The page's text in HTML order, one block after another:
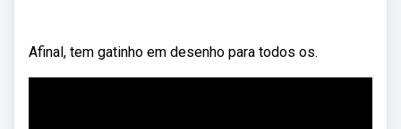
Afinal, tem gatinho em desenho para todos os.